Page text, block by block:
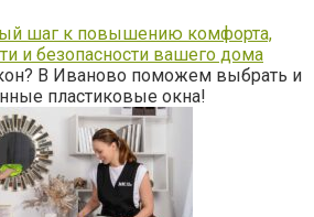
шаг к повышению комфорта,
и безопасности вашего дома
В Иваново поможем выбрать и
пластиковые окна!